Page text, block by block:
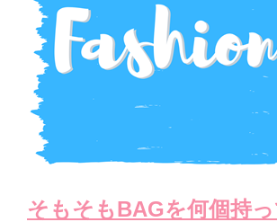
そもそもBAGを何個持